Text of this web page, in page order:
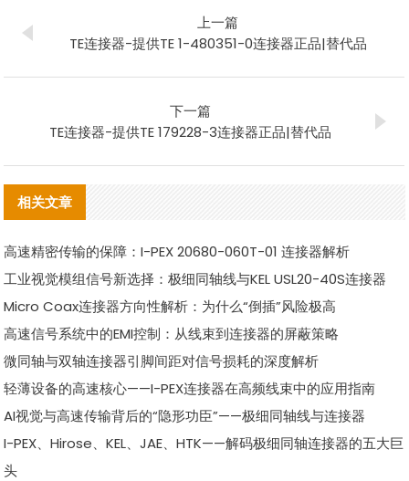
上一篇
TE连接器-提供TE 1-480351-0连接器正品|替代品
下一篇
TE连接器-提供TE 179228-3连接器正品|替代品
相关文章
高速精密传输的保障：I-PEX 20680-060T-01 连接器解析
工业视觉模组信号新选择：极细同轴线与KEL USL20-40S连接器
Micro Coax连接器方向性解析：为什么“倒插”风险极高
高速信号系统中的EMI控制：从线束到连接器的屏蔽策略
微同轴与双轴连接器引脚间距对信号损耗的深度解析
轻薄设备的高速核心——I-PEX连接器在高频线束中的应用指南
AI视觉与高速传输背后的“隐形功臣”——极细同轴线与连接器
I-PEX、Hirose、KEL、JAE、HTK——解码极细同轴连接器的五大巨
头